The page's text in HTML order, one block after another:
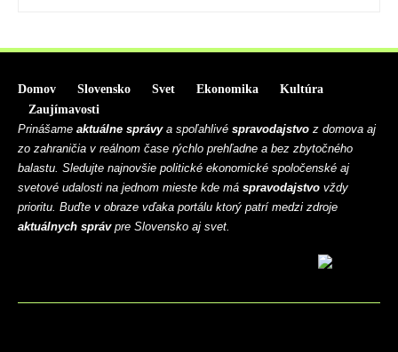
Domov Slovensko Svet Ekonomika
Kultúra
Zaujímavosti
Prinášame aktuálne správya spoľahlivé spravodajstvo z domova aj
zo zahraničia v reálnom čase rýchlo prehľadne a bez zbytočného
balastu. Sledujte najnovšie politické ekonomické spoločenské aj
svetové udalosti na jednom mieste kde má spravodajstvo vždy
prioritu. Buďte v obraze vďaka portálu ktorý patrí medzi zdroje
aktuálnych správpre Slovensko aj svet.